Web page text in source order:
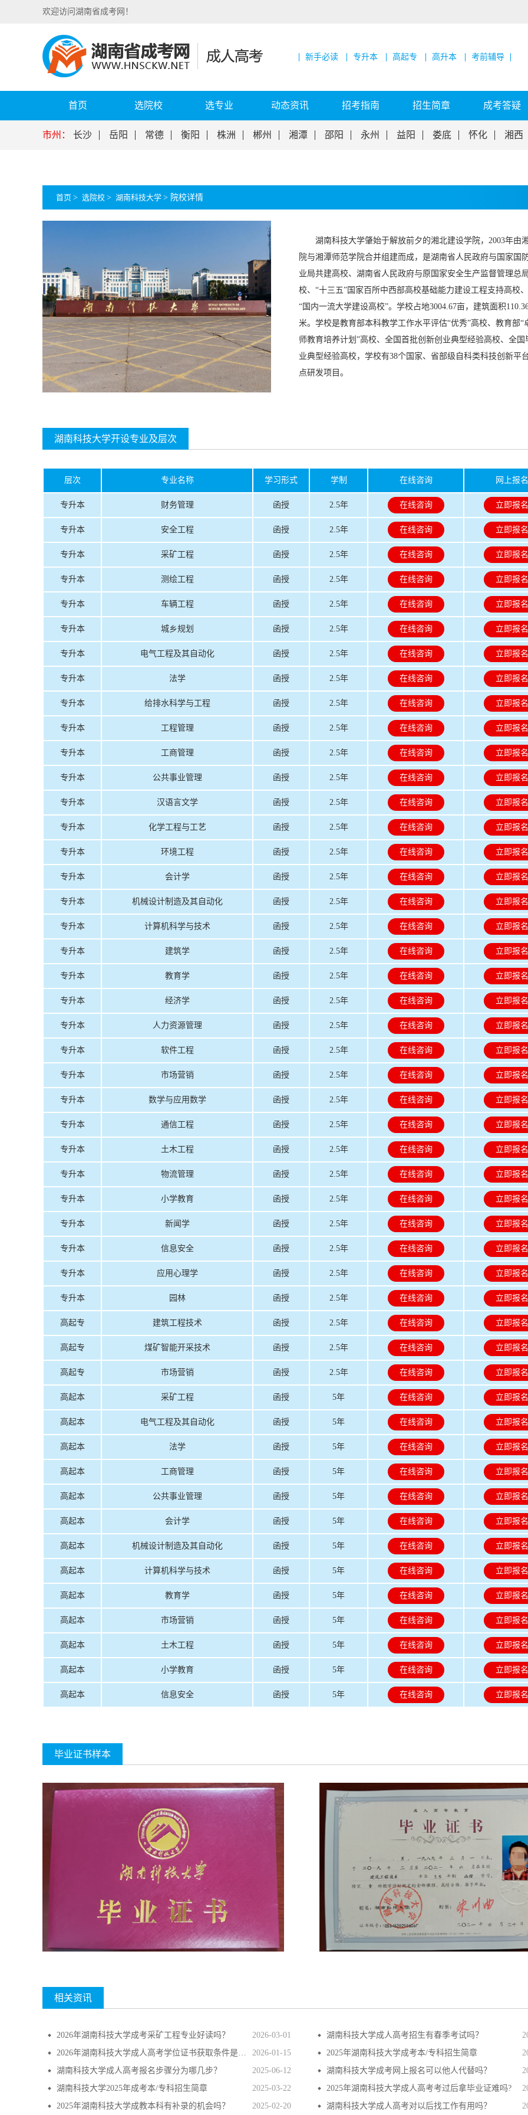
欢迎访问湖南省成考网！
新手必读 专升本 高起专 高升本 考前辅导
首页 选院校 选专业 动态资讯 招考指南 招生简章 成考答疑
市州： 长沙 岳阳 常德 衡阳 株洲 郴州 湘潭 邵阳 永州 益阳 娄底 怀化 湘西
首页 > 选院校 > 湖南科技大学 > 院校详情
湖南科技大学肇始于解放前夕的湘北建设学院，2003年由
院与湘潭师范学院合并组建而成，是湖南省人民政府与国家国
业局共建高校、湖南省人民政府与原国家安全生产监督管理总
校、“十三五”国家百所中西部高校基础能力建设工程支持高校
“国内一流大学建设高校”。学校占地3004.67亩，建筑面积
米。学校是教育部本科教学工作水平评估“优秀”高校、教育部“
师教育培养计划”高校、全国首批创新创业典型经验高校、全国
业典型经验高校，学校有38个国家、省部级自科类科技创新平
点研发项目。
湖南科技大学开设专业及层次
层次 专业名称 学习形式 学制 在线咨询 网上报名
专升本 财务管理 函授 2.5年 在线咨询 立即报名
专升本 安全工程 函授 2.5年 在线咨询 立即报名
专升本 采矿工程 函授 2.5年 在线咨询 立即报名
专升本 测绘工程 函授 2.5年 在线咨询 立即报名
专升本 车辆工程 函授 2.5年 在线咨询 立即报名
专升本 城乡规划 函授 2.5年 在线咨询 立即报名
专升本 电气工程及其自动化 函授 2.5年 在线咨询 立即报名
专升本 法学 函授 2.5年 在线咨询 立即报名
专升本 给排水科学与工程 函授 2.5年 在线咨询 立即报名
专升本 工程管理 函授 2.5年 在线咨询 立即报名
专升本 工商管理 函授 2.5年 在线咨询 立即报名
专升本 公共事业管理 函授 2.5年 在线咨询 立即报名
专升本 汉语言文学 函授 2.5年 在线咨询 立即报名
专升本 化学工程与工艺 函授 2.5年 在线咨询 立即报名
专升本 环境工程 函授 2.5年 在线咨询 立即报名
专升本 会计学 函授 2.5年 在线咨询 立即报名
专升本 机械设计制造及其自动化 函授 2.5年 在线咨询 立即报名
专升本 计算机科学与技术 函授 2.5年 在线咨询 立即报名
专升本 建筑学 函授 2.5年 在线咨询 立即报名
专升本 教育学 函授 2.5年 在线咨询 立即报名
专升本 经济学 函授 2.5年 在线咨询 立即报名
专升本 人力资源管理 函授 2.5年 在线咨询 立即报名
专升本 软件工程 函授 2.5年 在线咨询 立即报名
专升本 市场营销 函授 2.5年 在线咨询 立即报名
专升本 数学与应用数学 函授 2.5年 在线咨询 立即报名
专升本 通信工程 函授 2.5年 在线咨询 立即报名
专升本 土木工程 函授 2.5年 在线咨询 立即报名
专升本 物流管理 函授 2.5年 在线咨询 立即报名
专升本 小学教育 函授 2.5年 在线咨询 立即报名
专升本 新闻学 函授 2.5年 在线咨询 立即报名
专升本 信息安全 函授 2.5年 在线咨询 立即报名
专升本 应用心理学 函授 2.5年 在线咨询 立即报名
专升本 园林 函授 2.5年 在线咨询 立即报名
高起专 建筑工程技术 函授 2.5年 在线咨询 立即报名
高起专 煤矿智能开采技术 函授 2.5年 在线咨询 立即报名
高起专 市场营销 函授 2.5年 在线咨询 立即报名
高起本 采矿工程 函授 5年 在线咨询 立即报名
高起本 电气工程及其自动化 函授 5年 在线咨询 立即报名
高起本 法学 函授 5年 在线咨询 立即报名
高起本 工商管理 函授 5年 在线咨询 立即报名
高起本 公共事业管理 函授 5年 在线咨询 立即报名
高起本 会计学 函授 5年 在线咨询 立即报名
高起本 机械设计制造及其自动化 函授 5年 在线咨询 立即报名
高起本 计算机科学与技术 函授 5年 在线咨询 立即报名
高起本 教育学 函授 5年 在线咨询 立即报名
高起本 市场营销 函授 5年 在线咨询 立即报名
高起本 土木工程 函授 5年 在线咨询 立即报名
高起本 小学教育 函授 5年 在线咨询 立即报名
高起本 信息安全 函授 5年 在线咨询 立即报名
毕业证书样本
相关资讯
2026-03-01
2026年湖南科技大学成考采矿工程专业好读吗？
湖南科技大学成人高考招生有春季考试吗？
2026-01-15
2026年湖南科技大学成人高考学位证书获取条件是什么？
2025年湖南科技大学成考本/专科招生简章
2025-06-12
湖南科技大学成人高考报名步骤分为哪几步？
湖南科技大学成考网上报名可以他人代替吗？
2025-03-22
湖南科技大学2025年成考本/专科招生简章
2025年湖南科技大学成人高考考过后拿毕业证难吗?
2025-02-20
2025年湖南科技大学成教本科有补录的机会吗？ 湖南科技大学成人高考对以后找工作有用吗？